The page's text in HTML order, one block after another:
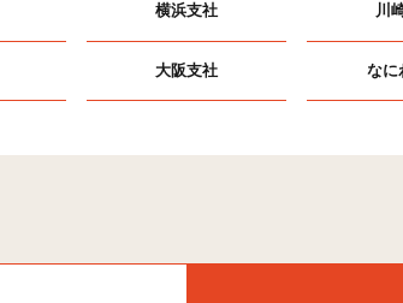
横浜支社 川
大阪支社 なに